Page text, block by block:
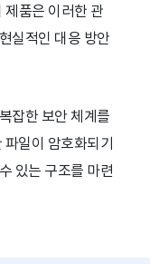
품은 이러한 관
실적인 대응 방안
잡한 보안 체계를
파일이 암호화되기
있는 구조를 마련